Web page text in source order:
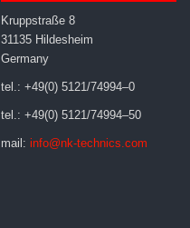
Kruppstraße 8
31135 Hildesheim
Germany
tel.: +49(0) 5121/74994–0
tel.: +49(0) 5121/74994–50
mail: info@nk-technics.com